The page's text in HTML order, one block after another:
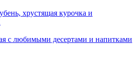
хрустящая курочка и
с любимыми десертами и напитками